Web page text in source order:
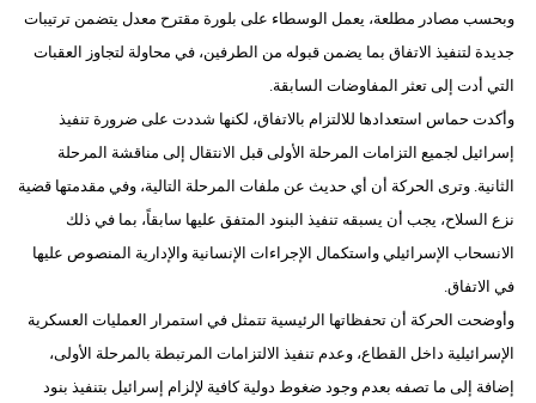
وبحسب مصادر مطلعة، يعمل الوسطاء على بلورة مقترح معدل يتضمن ترتيبات
جديدة لتنفيذ الاتفاق بما يضمن قبوله من الطرفين، في محاولة لتجاوز العقبات
التي أدت إلى تعثر المفاوضات السابقة.
وأكدت حماس استعدادها للالتزام بالاتفاق، لكنها شددت على ضرورة تنفيذ
إسرائيل لجميع التزامات المرحلة الأولى قبل الانتقال إلى مناقشة المرحلة
الثانية. وترى الحركة أن أي حديث عن ملفات المرحلة التالية، وفي مقدمتها قضية
نزع السلاح، يجب أن يسبقه تنفيذ البنود المتفق عليها سابقاً، بما في ذلك
الانسحاب الإسرائيلي واستكمال الإجراءات الإنسانية والإدارية المنصوص عليها
في الاتفاق.
وأوضحت الحركة أن تحفظاتها الرئيسية تتمثل في استمرار العمليات العسكرية
الإسرائيلية داخل القطاع، وعدم تنفيذ الالتزامات المرتبطة بالمرحلة الأولى،
إضافة إلى ما تصفه بعدم وجود ضغوط دولية كافية لإلزام إسرائيل بتنفيذ بنود